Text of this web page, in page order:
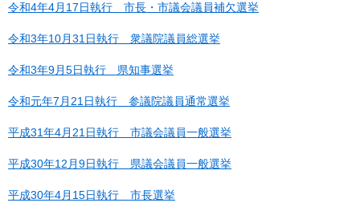
令和4年4月17日執行 市長・市議会議員補欠選挙
令和3年10月31日執行 衆議院議員総選挙
令和3年9月5日執行 県知事選挙
令和元年7月21日執行 参議院議員通常選挙
平成31年4月21日執行 市議会議員一般選挙
平成30年12月9日執行 県議会議員一般選挙
平成30年4月15日執行 市長選挙